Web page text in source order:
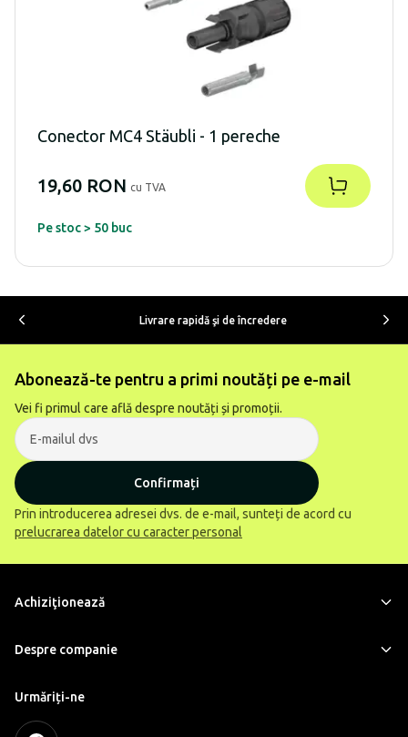
Conector MC4 Stäubli - 1 pereche
19,60 RON cu TVA
Pe stoc > 50 buc
Livrare rapidă şi de încredere
Abonează-te pentru a primi noutăți pe e-mail
Vei fi primul care află despre noutăți și promoții.
Confirmați
Prin introducerea adresei dvs. de e-mail, sunteți de acord cu
prelucrarea datelor cu caracter personal
Achiziţionează
Despre companie
Urmăriți-ne